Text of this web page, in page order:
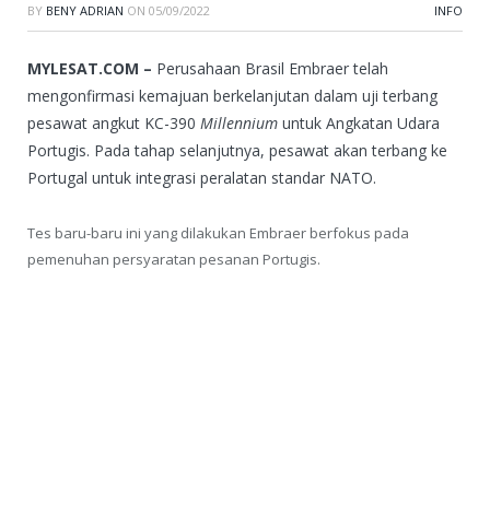
BY BENY ADRIAN ON 05/09/2022 INFO
MYLESAT.COM – Perusahaan Brasil Embraer telah
mengonfirmasi kemajuan berkelanjutan dalam uji terbang
pesawat angkut KC-390 Millennium untuk Angkatan Udara
Portugis. Pada tahap selanjutnya, pesawat akan terbang ke
Portugal untuk integrasi peralatan standar NATO.
Tes baru-baru ini yang dilakukan Embraer berfokus pada
pemenuhan persyaratan pesanan Portugis.